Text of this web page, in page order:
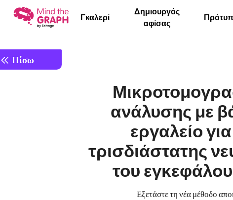
Γκαλερί
Δημιουργός
αφίσας
Πίσω
ανάλυσης με
εργαλείο
τρισδιάστατης
του
Εξετάστε τη νέα μέθοδο